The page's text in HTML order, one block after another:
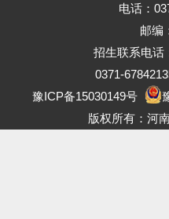
电话：
邮编
招生联系电话
0371-
豫ICP备15030149号
版权所有：河